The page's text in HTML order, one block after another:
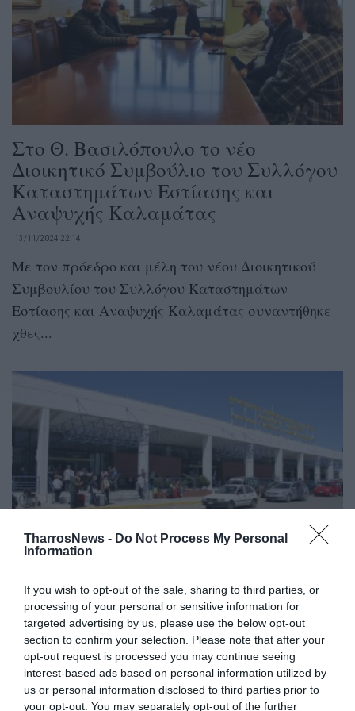
TharrosNews - Do Not Process My Personal
Information
If you wish to opt-out of the sale, sharing to third parties, or
processing of your personal or sensitive information for
targeted advertising by us, please use the below opt-out
section to confirm your selection. Please note that after your
opt-out request is processed you may continue seeing
interest-based ads based on personal information utilized by
us or personal information disclosed to third parties prior to
your opt-out. You may separately opt-out of the further
Στο Θ. Βασιλόπουλο το νέο
Διοικητικό Συμβούλιο του Συλλόγου
Καταστημάτων Εστίασης και
Αναψυχής Καλαμάτας
13/11/2024 22:14
Με τον πρόεδρο και μέλη του νέου Διοικητικού
Συμβουλίου του Συλλόγου Καταστημάτων
Εστίασης και Αναψυχής Καλαμάτας συναντήθηκε
χθες...
ΣΚΕΑΚ: Αναγκαιότητα ο
εκσυγχρονισμός του αεροδρομίου
Καλαμάτας
Ζητά σύσταση ενός φορέα διεκδίκησης
ολοκλήρωσης του αυτοκινητόδρομου Πύργος-Καλό